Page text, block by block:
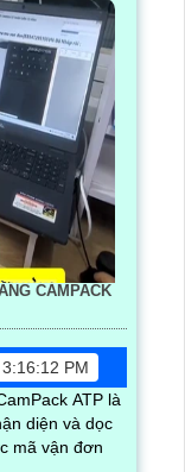
CAMPACK
PM
ATP là
diện và dọc
mã vận đơn